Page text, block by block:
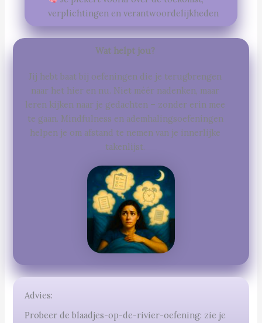
verplichtingen en verantwoordelijkheden
Wat helpt jou?
Jij hebt baat bij oefeningen die je terugbrengen
naar het hier en nu. Niet méér nadenken, maar
leren kijken naar je gedachten – zonder erin mee
te gaan. Mindfulness en ademhalingsoefeningen
helpen je om afstand te nemen van je innerlijke
takenlijst.
Advies:
Probeer de blaadjes-op-de-rivier-oefening: zie je